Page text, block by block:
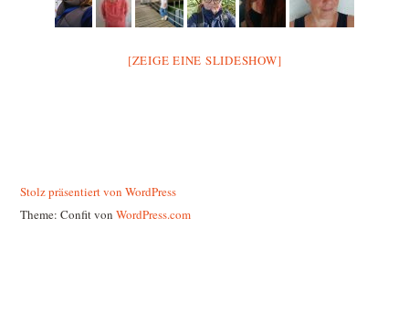
[ZEIGE EINE SLIDESHOW]
Stolz präsentiert von WordPress
Theme: Confit von WordPress.com